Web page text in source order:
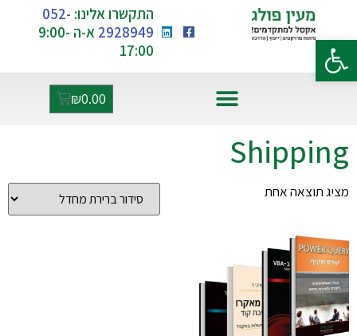
פתח סרגל נגישות
התקשרו אלינו: 052-
2928949
א-ה 9:00-
17:00
₪0.00
Shipping
מציג תוצאה אחת